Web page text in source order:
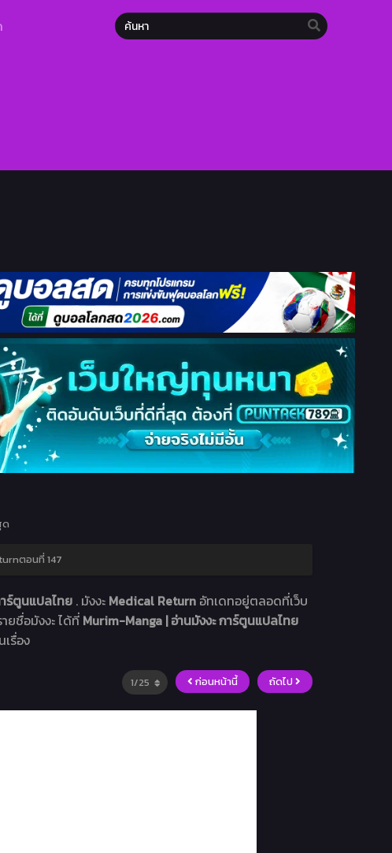
ด
ตอนที่ 147
ร์ตูนแปลไทย . มังงะ Medical Return อัทเดทอยู่ตลอดที่เว็บ
ยชื่อมังงะ ได้ที่ Murim-Manga | อ่านมังงะ การ์ตูนแปลไทย
รื่อง
ก่อนหน้านี้ ถัดไป